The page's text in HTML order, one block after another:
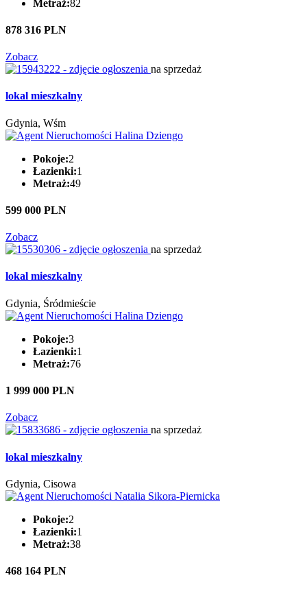
Metraż:82
878 316 PLN
Zobacz
na sprzedaż
lokal mieszkalny
Gdynia, Wśm
Pokoje:2
Łazienki:1
Metraż:49
599 000 PLN
Zobacz
na sprzedaż
lokal mieszkalny
Gdynia, Śródmieście
Pokoje:3
Łazienki:1
Metraż:76
1 999 000 PLN
Zobacz
na sprzedaż
lokal mieszkalny
Gdynia, Cisowa
Pokoje:2
Łazienki:1
Metraż:38
468 164 PLN